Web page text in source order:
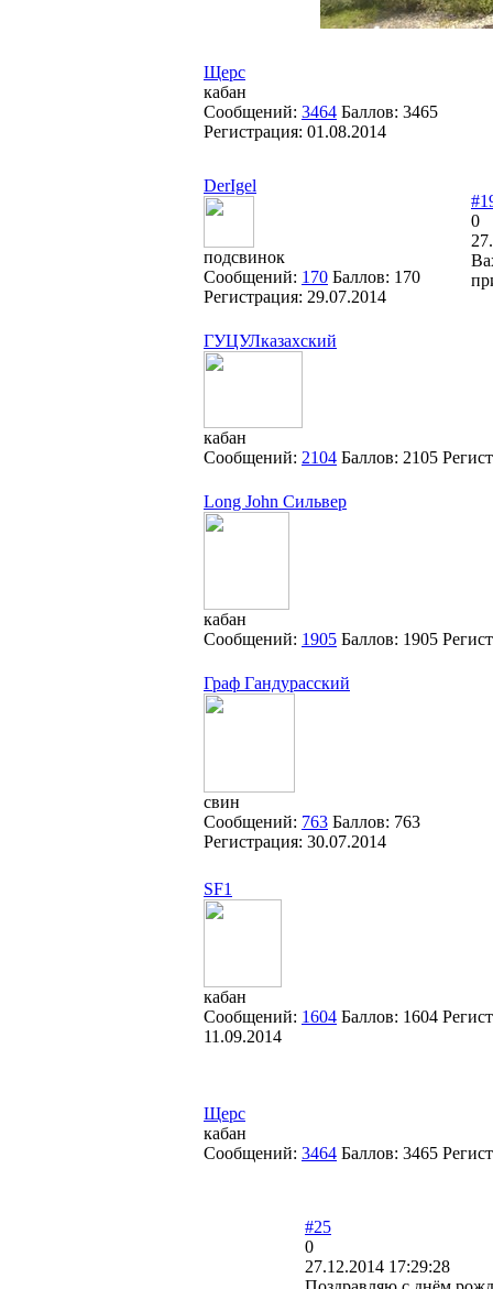
Щерс
кабан
Сообщений: 3464 Баллов: 3465
Регистрация: 01.08.2014
DerIgel
подсвинок
Сообщений: 170 Баллов: 170
Регистрация: 29.07.2014
0
ГУЦУЛказахский
кабан
Сообщений: 2104 Баллов: 2105
Long John Сильвер
кабан
Сообщений: 1905 Баллов: 1905
Граф Гандурасский
свин
Сообщений: 763 Баллов: 763
Регистрация: 30.07.2014
SF1
кабан
Сообщений: 1604 Баллов: 1604
11.09.2014
Щерс
кабан
Сообщений: 3464 Баллов: 3465
#25
0
27.12.2014 17:29:28